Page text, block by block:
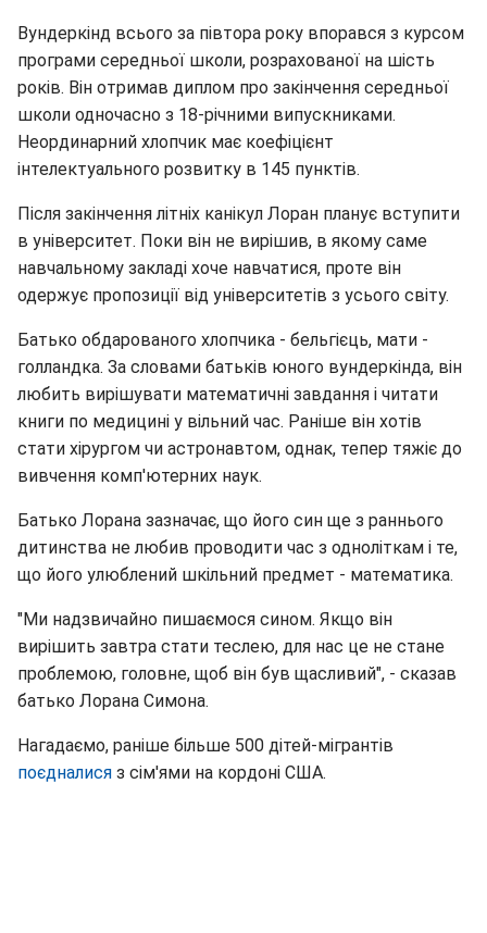
Вундеркінд всього за півтора року впорався з курсом
програми середньої школи, розрахованої на шість
років. Він отримав диплом про закінчення середньої
школи одночасно з 18-річними випускниками.
Неординарний хлопчик має коефіцієнт
інтелектуального розвитку в 145 пунктів.
Після закінчення літніх канікул Лоран планує вступити
в університет. Поки він не вирішив, в якому саме
навчальному закладі хоче навчатися, проте він
одержує пропозиції від університетів з усього світу.
Батько обдарованого хлопчика - бельгієць, мати -
голландка. За словами батьків юного вундеркінда, він
любить вирішувати математичні завдання і читати
книги по медицині у вільний час. Раніше він хотів
стати хірургом чи астронавтом, однак, тепер тяжіє до
вивчення комп'ютерних наук.
Батько Лорана зазначає, що його син ще з раннього
дитинства не любив проводити час з одноліткам і те,
що його улюблений шкільний предмет - математика.
"Ми надзвичайно пишаємося сином. Якщо він
вирішить завтра стати теслею, для нас це не стане
проблемою, головне, щоб він був щасливий", - сказав
батько Лорана Симона.
Нагадаємо, раніше більше 500 дітей-мігрантів
поєдналися з сім'ями на кордоні США.